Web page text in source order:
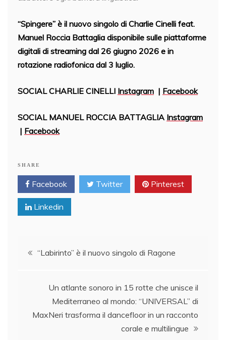
“Spingere” è il nuovo singolo di Charlie Cinelli feat.
Manuel Roccia Battaglia disponibile sulle piattaforme
digitali di streaming dal 26 giugno 2026 e in
rotazione radiofonica dal 3 luglio.
SOCIAL CHARLIE CINELLI Instagram | Facebook
SOCIAL MANUEL ROCCIA BATTAGLIA Instagram
| Facebook
SHARE
Facebook Twitter Pinterest
Linkedin
Post“Labirinto” è il nuovo singolo di Ragone
Un atlante sonoro in 15 rotte che unisce il
Mediterraneo al mondo: “UNIVERSAL” di
MaxNeri trasforma il dancefloor in un racconto
corale e multilingue